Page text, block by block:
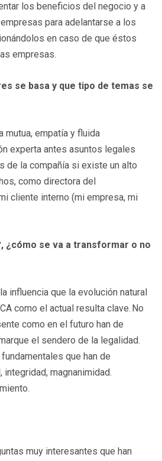
los beneficios del negocio y a
para adelantarse a los
en caso de que éstos
empresas.
se basa y que tipo de temas se
mutua, empatía y fluida
experta antes asuntos legales
de la compañía si existe un alto
como directora del
cliente interno (mi empresa, mi
¿cómo se va a transformar o no
influencia que la evolución natural
como el actual resulta clave. No
como en el futuro han de
el sendero de la legalidad.
que han de
magnanimidad.
muy interesantes que han